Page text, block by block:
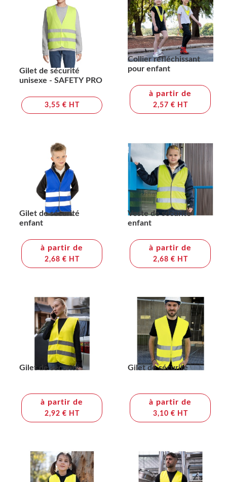
Gilet de sécurité
unisexe - SAFETY PRO
3,55 € HT
Collier réfléchissant
pour enfant
à partir de
2,57 € HT
Gilet de sécurité
enfant
à partir de
2,68 € HT
Veste de sécurité
enfant
à partir de
2,68 € HT
Gilet de sécurité
à partir de
2,92 € HT
Gilet de sécurité
à partir de
3,10 € HT